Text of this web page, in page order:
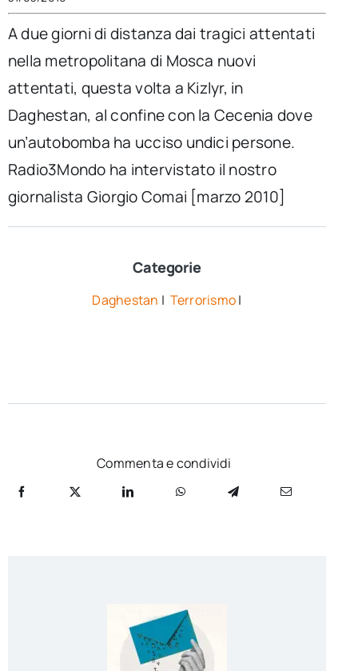
per:
Newsletter
A due giorni di distanza dai tragici attentati
nella metropolitana di Mosca nuovi
attentati, questa volta a Kizlyr, in
Daghestan, al confine con la Cecenia dove
un’autobomba ha ucciso undici persone.
Radio3Mondo ha intervistato il nostro
giornalista Giorgio Comai [marzo 2010]
Categorie
Daghestan | Terrorismo|
Commenta e condividi